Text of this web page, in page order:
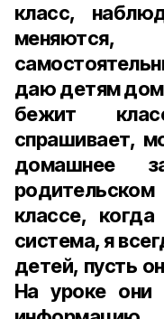
класс,
даю детям
бежит
спрашивает,
домашнее
классе, когда
система, я
детей, пусть
На уроке они